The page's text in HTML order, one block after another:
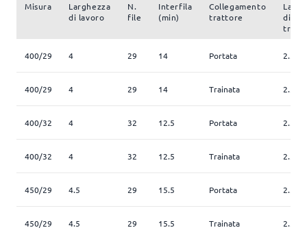
Misura
Larghezza
di lavoro
N.
file
Interfila
(min)
Collegamento
trattore
di
400/29 4 29 14 Portata 2.5
400/29 4 29 14 Trainata 2.5
400/32 4 32 12.5 Portata 2.5
400/32 4 32 12.5 Trainata 2.5
450/29 4.5 29 15.5 Portata 2.5
450/29 4.5 29 15.5 Trainata 2.5